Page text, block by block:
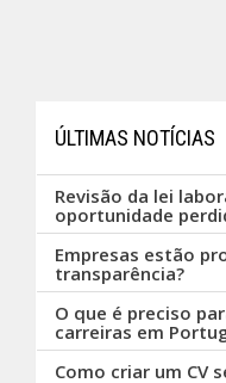
ÚLTIMAS NOTÍCIAS
Revisão da lei
oportunidade
Empresas estão
transparência?
O que é preciso
carreiras em
Como criar um CV